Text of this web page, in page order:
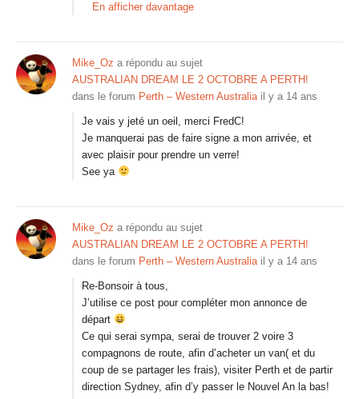
En afficher davantage
Mike_Oz a répondu au sujet
AUSTRALIAN DREAM LE 2 OCTOBRE A PERTH!
dans le forum Perth – Western Australia il y a 14 ans
Je vais y jeté un oeil, merci FredC!
Je manquerai pas de faire signe a mon arrivée, et
avec plaisir pour prendre un verre!
See ya
Mike_Oz a répondu au sujet
AUSTRALIAN DREAM LE 2 OCTOBRE A PERTH!
dans le forum Perth – Western Australia il y a 14 ans
Re-Bonsoir à tous,
J’utilise ce post pour compléter mon annonce de
départ
Ce qui serai sympa, serai de trouver 2 voire 3
compagnons de route, afin d’acheter un van( et du
coup de se partager les frais), visiter Perth et de partir
direction Sydney, afin d’y passer le Nouvel An la bas!